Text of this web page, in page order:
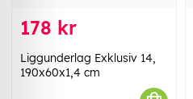
178 kr
Liggunderlag Exklusiv 14,
190x60x1,4 cm